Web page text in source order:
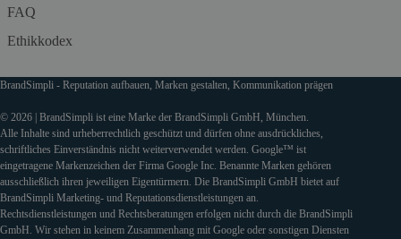
FAQ
Ethikkodex
BrandSimpli - Reputation aufbauen, Marken gestalten, Kommunikation prägen
© 2026 | BrandSimpli ist eine Marke der BrandSimpli GmbH, München.
Alle Inhalte sind urheberrechtlich geschützt und dürfen ohne ausdrückliches,
schriftliches Einverständnis nicht weiterverwendet werden. Google™ ist
eingetragene Markenzeichen der Firma Google Inc. Benannte Marken gehören
ausschließlich ihren jeweiligen Eigentürmern. Die BrandSimpli GmbH bietet auf
BrandSimpli Marketing- und Reputationsdienstleistungen an.
Rechtsdienstleistungen und Rechtsberatungen erfolgen nicht durch die BrandSimpli
GmbH. Wir stehen in keinem Zusammenhang mit Google oder sonstigen Diensten